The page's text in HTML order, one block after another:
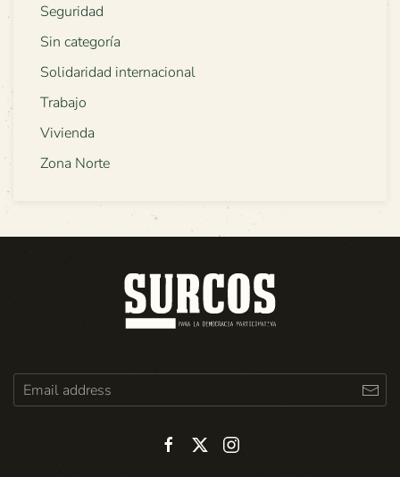
Seguridad
Sin categoría
Solidaridad internacional
Trabajo
Vivienda
Zona Norte